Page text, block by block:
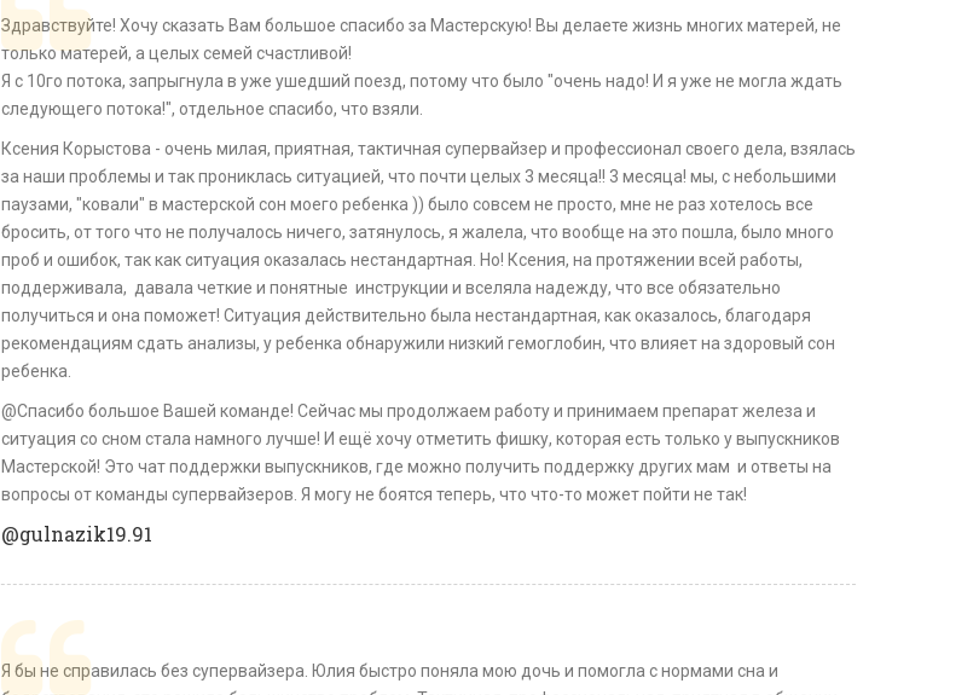
Здравствуйте! Хочу сказать Вам большое спасибо за Мастерскую! Вы делаете жизнь многих матерей, не
только матерей, а целых семей счастливой!
Я с 10го потока, запрыгнула в уже ушедший поезд, потому что было "очень надо! И я уже не могла ждать
следующего потока!", отдельное спасибо, что взяли.
Ксения Корыстова - очень милая, приятная, тактичная супервайзер и профессионал своего дела, взялась
за наши проблемы и так прониклась ситуацией, что почти целых 3 месяца!! 3 месяца! мы, с небольшими
паузами, "ковали" в мастерской сон моего ребенка )) было совсем не просто, мне не раз хотелось все
бросить, от того что не получалось ничего, затянулось, я жалела, что вообще на это пошла, было много
проб и ошибок, так как ситуация оказалась нестандартная. Но! Ксения, на протяжении всей работы,
поддерживала, давала четкие и понятные инструкции и вселяла надежду, что все обязательно
получиться и она поможет! Ситуация действительно была нестандартная, как оказалось, благодаря
рекомендациям сдать анализы, у ребенка обнаружили низкий гемоглобин, что влияет на здоровый сон
ребенка.
@Спасибо большое Вашей команде! Сейчас мы продолжаем работу и принимаем препарат железа и
ситуация со сном стала намного лучше! И ещё хочу отметить фишку, которая есть только у выпускников
Мастерской! Это чат поддержки выпускников, где можно получить поддержку других мам и ответы на
вопросы от команды супервайзеров. Я могу не боятся теперь, что что-то может пойти не так!
@gulnazik19.91
Я бы не справилась без супервайзера. Юлия быстро поняла мою дочь и помогла с нормами сна и